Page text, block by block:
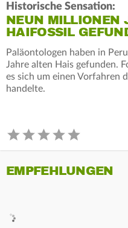
Historische Sensation:
NEUN MILLIONEN
HAIFOSSIL
Paläontologen haben in
Jahre alten Hais gefunden.
es sich um einen Vorfahren
handelte.
EMPFEHLUNGEN